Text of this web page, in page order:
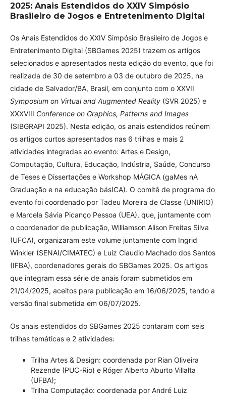
2025: Anais Estendidos do XXIV Simpósio
Brasileiro de Jogos e Entretenimento Digital
Os Anais Estendidos do XXIV Simpósio Brasileiro de Jogos e
Entretenimento Digital (SBGames 2025) trazem os artigos
selecionados e apresentados nesta edição do evento, que foi
realizada de 30 de setembro a 03 de outubro de 2025, na
cidade de Salvador/BA, Brasil, em conjunto com o XXVII
Symposium on Virtual and Augmented Reality (SVR 2025) e
XXXVIII Conference on Graphics, Patterns and Images
(SIBGRAPI 2025). Nesta edição, os anais estendidos reúnem
os artigos curtos apresentados nas 6 trilhas e mais 2
atividades integradas ao evento: Artes e Design,
Computação, Cultura, Educação, Indústria, Saúde, Concurso
de Teses e Dissertações e Workshop MÁGICA (gaMes nA
Graduação e na educação básICA). O comitê de programa do
evento foi coordenado por Tadeu Moreira de Classe (UNIRIO)
e Marcela Sávia Picanço Pessoa (UEA), que, juntamente com
o coordenador de publicação, Williamson Alison Freitas Silva
(UFCA), organizaram este volume juntamente com Ingrid
Winkler (SENAI/CIMATEC) e Luiz Claudio Machado dos Santos
(IFBA), coordenadores gerais do SBGames 2025. Os artigos
que integram essa série de anais foram submetidos em
21/04/2025, aceitos para publicação em 16/06/2025, tendo a
versão final submetida em 06/07/2025.
Os anais estendidos do SBGames 2025 contaram com seis
trilhas temáticas e 2 atividades:
Trilha Artes & Design: coordenada por Rian Oliveira
Rezende (PUC-Rio) e Róger Alberto Aburto Villalta
(UFBA);
Trilha Computação: coordenada por André Luiz